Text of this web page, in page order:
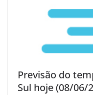
Previsão do
Sul hoje (08/06/